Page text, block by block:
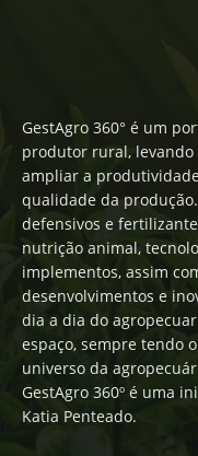
GestAgro 360° é um
produtor rural,
ampliar a
qualidade da
defensivos e
nutrição animal,
implementos, assim
desenvolvimentos e
dia a dia do
espaço, sempre tendo
universo da
GestAgro 360º é uma
Katia Penteado.